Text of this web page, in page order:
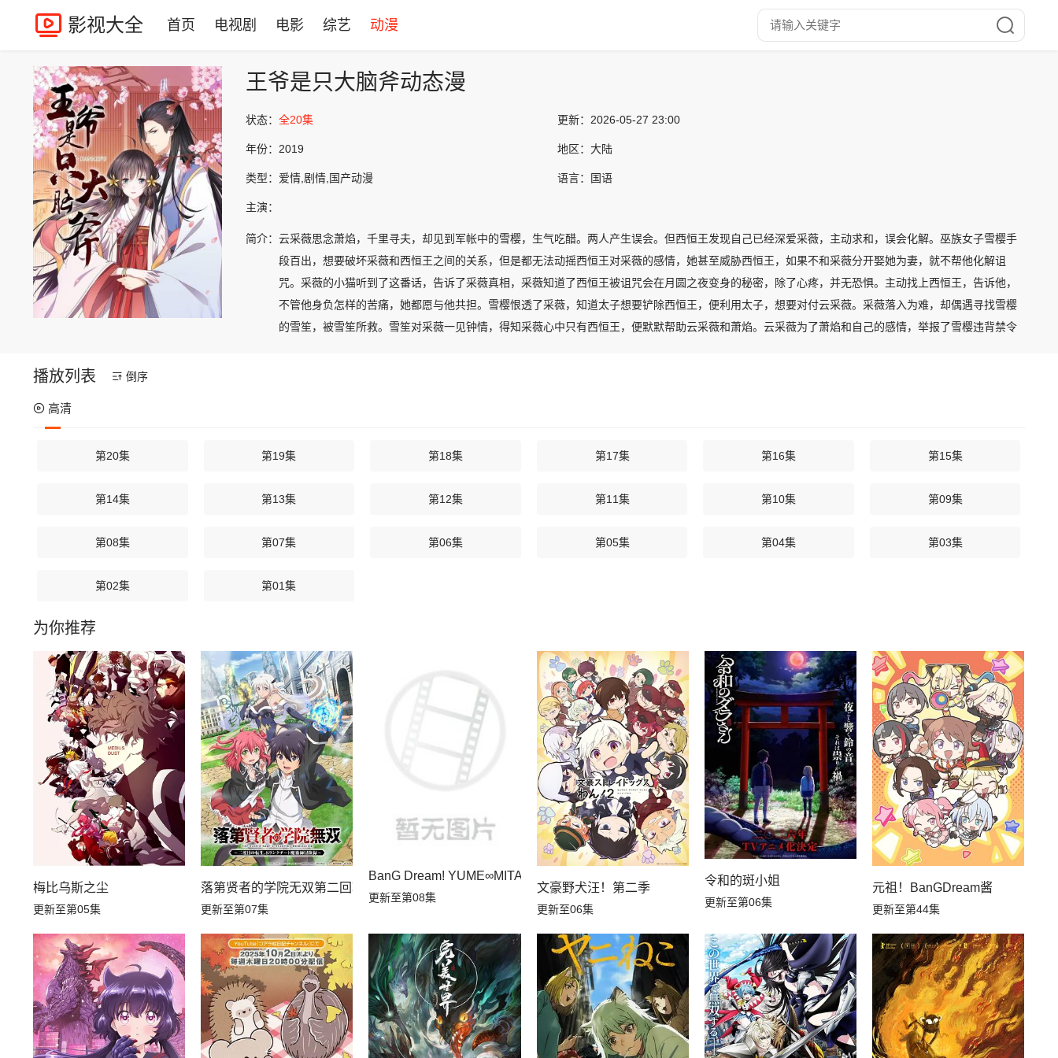
影视大全 首页 电视剧 电影 综艺 动漫
王爷是只大脑斧动态漫
状态： 全20集 更新： 2026-05-27 23:00
年份： 2019 地区： 大陆
类型： 爱情,剧情,国产动漫 语言： 国语
主演：
简介： 云采薇思念萧焰，千里寻夫，却见到军帐中的雪樱，生气吃醋。两人产生误会。但西恒王发现自己已经深爱采薇，主动求和，误会化解。巫族女子雪樱手
段百出，想要破坏采薇和西恒王之间的关系，但是都无法动摇西恒王对采薇的感情，她甚至威胁西恒王，如果不和采薇分开娶她为妻，就不帮他化解诅
咒。采薇的小猫听到了这番话，告诉了采薇真相，采薇知道了西恒王被诅咒会在月圆之夜变身的秘密，除了心疼，并无恐惧。主动找上西恒王，告诉他，
不管他身负怎样的苦痛，她都愿与他共担。雪樱恨透了采薇，知道太子想要铲除西恒王，便利用太子，想要对付云采薇。采薇落入为难，却偶遇寻找雪樱
的雪笙，被雪笙所救。雪笙对采薇一见钟情，得知采薇心中只有西恒王，便默默帮助云采薇和萧焰。云采薇为了萧焰和自己的感情，举报了雪樱违背禁令
播放列表 倒序
高清
第20集 第19集 第18集 第17集 第16集 第15集
第14集 第13集 第12集 第11集 第10集 第09集
第08集 第07集 第06集 第05集 第04集 第03集
第02集 第01集
为你推荐
梅比乌斯之尘
更新至第05集
落第贤者的学院无双第二回转生，S等级作弊魔术师冒险记
更新至第07集
BanG Dream! YUME∞MITA
更新至第08集
文豪野犬汪！第二季
更新至06集
令和的斑小姐
更新至第06集
元祖！BanGDream酱
更新至第44集